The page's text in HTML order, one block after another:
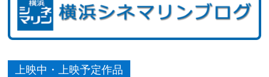
上映中・上映予定作品